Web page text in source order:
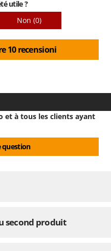
utile ?
Non (0)
10 recensioni
et à tous les clients ayant
question
second produit